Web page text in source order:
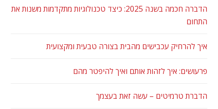
הדברה חכמה בשנה 2025: כיצד טכנולוגיות מתקדמות משנות את
התחום
איך להרחיק עכבישים מהבית בצורה טבעית ומקצועית
פרעושים: איך לזהות אותם ואיך להיפטר מהם
הדברת טרמיטים – עשה זאת בעצמך